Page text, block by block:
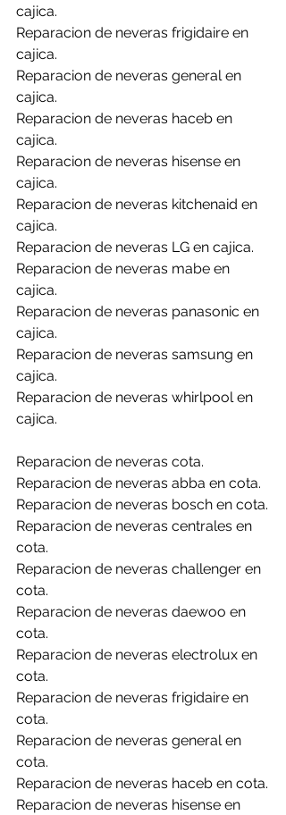
cajica.
Reparacion de neveras frigidaire en
cajica.
Reparacion de neveras general en
cajica.
Reparacion de neveras haceb en
cajica.
Reparacion de neveras hisense en
cajica.
Reparacion de neveras kitchenaid en
cajica.
Reparacion de neveras LG en cajica.
Reparacion de neveras mabe en
cajica.
Reparacion de neveras panasonic en
cajica.
Reparacion de neveras samsung en
cajica.
Reparacion de neveras whirlpool en
cajica.
Reparacion de neveras cota.
Reparacion de neveras abba en cota.
Reparacion de neveras bosch en cota.
Reparacion de neveras centrales en
cota.
Reparacion de neveras challenger en
cota.
Reparacion de neveras daewoo en
cota.
Reparacion de neveras electrolux en
cota.
Reparacion de neveras frigidaire en
cota.
Reparacion de neveras general en
cota.
Reparacion de neveras haceb en cota.
Reparacion de neveras hisense en